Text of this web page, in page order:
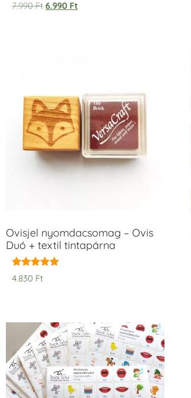
7.990Ft 6.990 Ft
Ovisjel nyomdacsomag – Ovis
Duó + textil tintapárna
Értékelés:
5.00
4.830 Ft